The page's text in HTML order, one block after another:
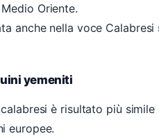
Oriente.
anche nella voce
yemeniti
è risultato più
europee.